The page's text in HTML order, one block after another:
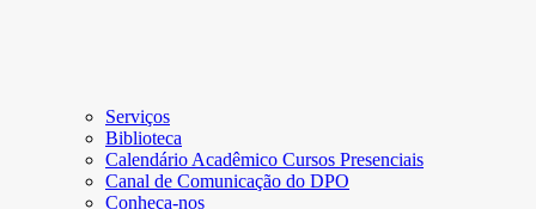
Serviços
Biblioteca
Calendário Acadêmico Cursos Presenciais
Canal de Comunicação do DPO
Conheça-nos